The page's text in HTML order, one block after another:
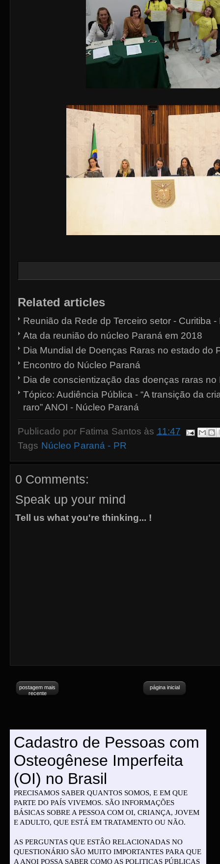
Related articles
Reunião da Rede dp Terceiro setor - Curitiba -
Ata da reunião do núcleo Paraná em 2018
Dia Mundial de Doenças Raras no estado do
Encontro do Núcleo Paraná
Dia de conscientização das doenças raras no
Tópico: Audiência Pública - “A transição da
raro” ANOI - Núcleo Paraná
Publicado por Fatima Santos às 11:47
Tags Núcleo Paraná - PR
0 Comments:
Speak up your mind
Tell us what you're thinking... !
postagem mais
recente
página inicial